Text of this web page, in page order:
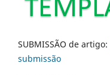
SUBMISSÃO de artigo:
submissão